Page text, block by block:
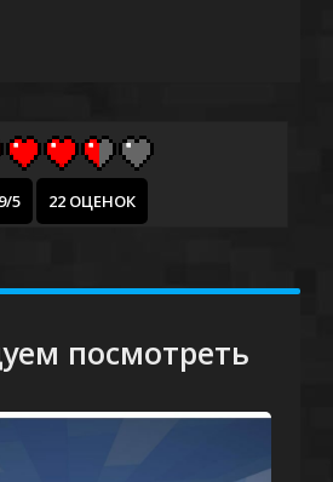
5 22 ОЦЕНОК
посмотреть